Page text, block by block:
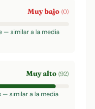
Muy bajo (0)
— similar a la media
Muy alto (92)
— similar a la media